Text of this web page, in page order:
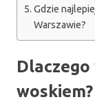
Gdzie
Warszawie?
woskiem?